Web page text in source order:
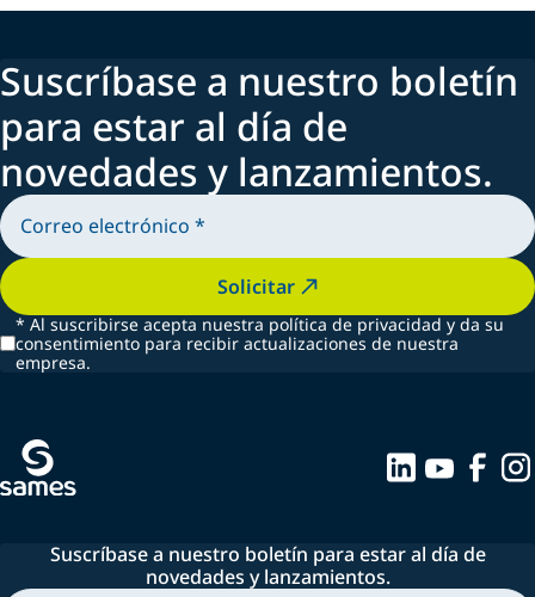
Suscríbase a nuestro boletín
para estar al día de
novedades y lanzamientos.
Solicitar
* Al suscribirse acepta nuestra política de privacidad y da su
consentimiento para recibir actualizaciones de nuestra
empresa.
Suscríbase a nuestro boletín para estar al día de
novedades y lanzamientos.